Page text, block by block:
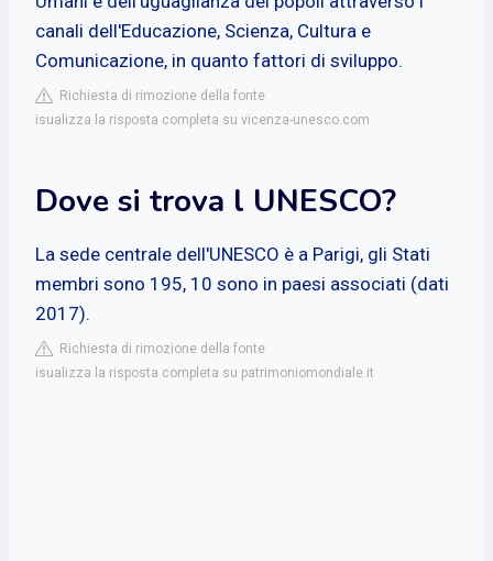
canali dell'Educazione, Scienza, Cultura e
Comunicazione, in quanto fattori di sviluppo.
Richiesta di rimozione della fonte
isualizza la risposta completa su vicenza-unesco.com
Dove si trova l UNESCO?
La sede centrale dell'UNESCO è a Parigi, gli Stati
membri sono 195, 10 sono in paesi associati (dati
2017).
Richiesta di rimozione della fonte
isualizza la risposta completa su patrimoniomondiale.it